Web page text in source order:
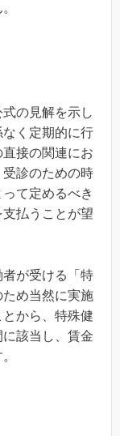
の見解を示し
く定期的に行
接の関連にお
診のための時
て定めるべき
払うことが望
が受ける「特
め当然に実施
から、特殊健
該当し、賃金